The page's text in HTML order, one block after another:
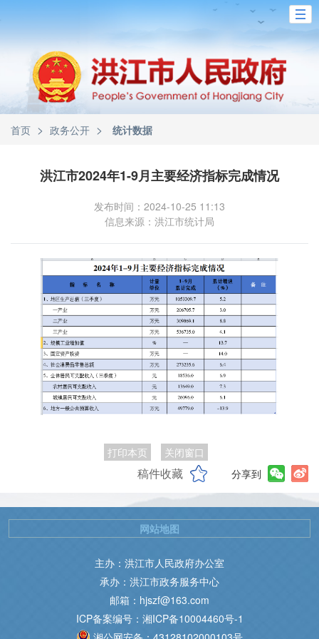
首页 > 政务公开 > 统计数据
洪江市2024年1-9月主要经济指标完成情况
发布时间：2024-10-25 11:13
信息来源：洪江市统计局
打印本页 关闭窗口
稿件收藏 分享到
主办：洪江市人民政府办公室
承办：洪江市政务服务中心
邮箱：hjszf@163.com
ICP备案编号：湘ICP备10004460号-1
网站地图